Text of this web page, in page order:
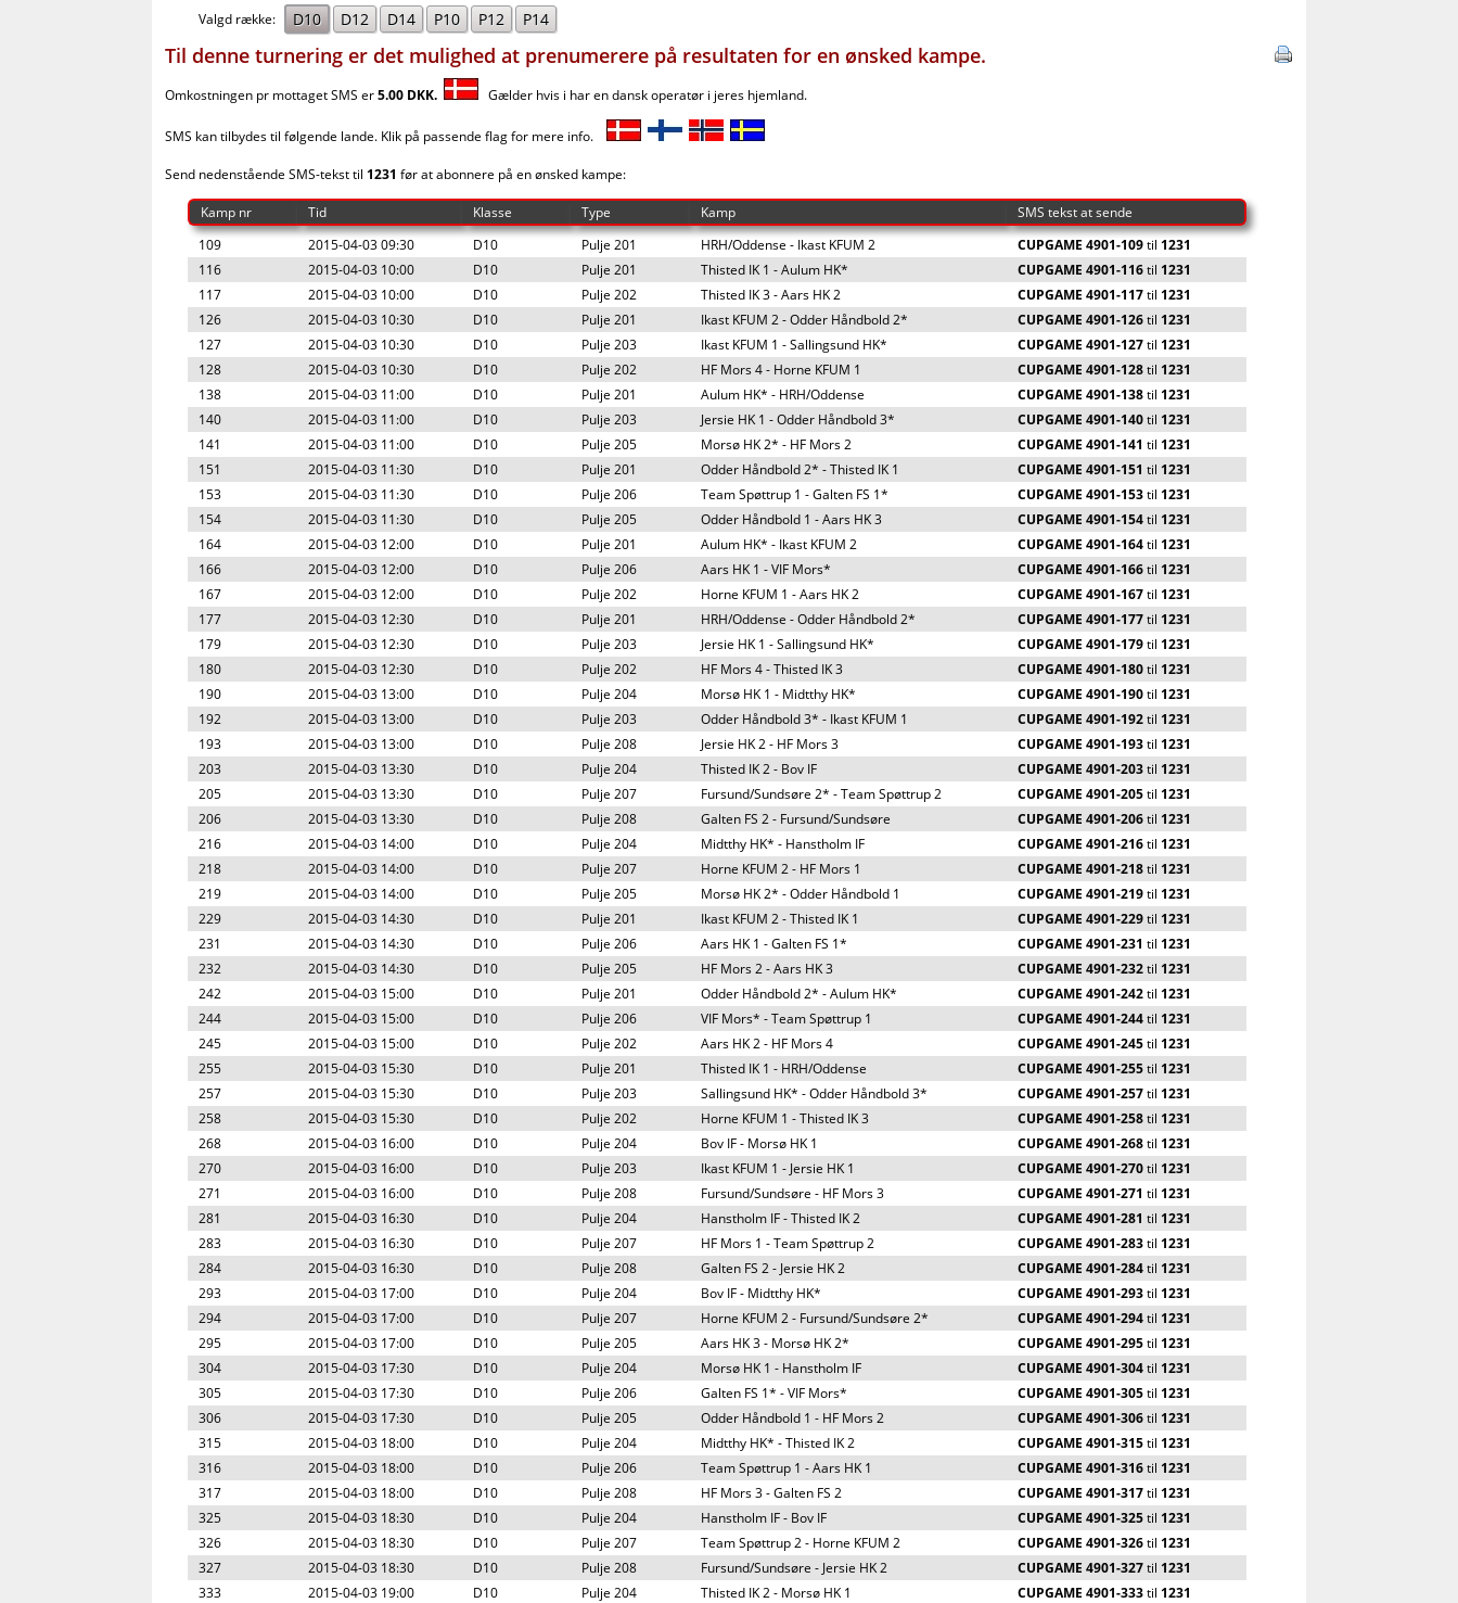
Valgd række: D10 D12 D14 P10 P12 P14
Til denne turnering er det mulighed at prenumerere på resultaten for en ønsked kampe.
Omkostningen pr mottaget SMS er5.00 DKK. Gælder hvis i har en dansk operatør i jeres hjemland.
SMS kan tilbydes til følgende lande. Klik på passende flag for mere info.
Send nedenstående SMS-tekst til 1231 før at abonnere på en ønsked kampe:
Kamp nr Tid Klasse Type Kamp
SMS tekst at sende
109
2015-04-03 09:30 D10 Pulje 201 HRH/Oddense - Ikast KFUM 2 CUPGAME 4901-109til 1231
116
2015-04-03 10:00 D10 Pulje 201 Thisted IK 1 - Aulum HK* CUPGAME 4901-116til 1231
117
2015-04-03 10:00 D10 Pulje 202 Thisted IK 3 - Aars HK 2 CUPGAME 4901-117til 1231
126
2015-04-03 10:30 D10 Pulje 201 Ikast KFUM 2 - Odder Håndbold 2* CUPGAME 4901-126til 1231
127
2015-04-03 10:30 D10 Pulje 203 Ikast KFUM 1 - Sallingsund HK* CUPGAME 4901-127til 1231
128
2015-04-03 10:30 D10 Pulje 202 HF Mors 4 - Horne KFUM 1 CUPGAME 4901-128til 1231
138
2015-04-03 11:00 D10 Pulje 201 Aulum HK* - HRH/Oddense CUPGAME 4901-138til 1231
140
2015-04-03 11:00 D10 Pulje 203 Jersie HK 1 - Odder Håndbold 3* CUPGAME 4901-140til 1231
141
2015-04-03 11:00 D10 Pulje 205 Morsø HK 2* - HF Mors 2 CUPGAME 4901-141 til 1231
151
2015-04-03 11:30 D10 Pulje 201 Odder Håndbold 2* - Thisted IK 1 CUPGAME 4901-151 til 1231
153
2015-04-03 11:30 D10 Pulje 206 Team Spøttrup 1 - Galten FS 1* CUPGAME 4901-153til 1231
154
2015-04-03 11:30 D10 Pulje 205 Odder Håndbold 1 - Aars HK 3 CUPGAME 4901-154til 1231
164
2015-04-03 12:00 D10 Pulje 201 Aulum HK* - Ikast KFUM 2 CUPGAME 4901-164til 1231
166
2015-04-03 12:00 D10 Pulje 206 Aars HK 1 - VIF Mors* CUPGAME 4901-166til 1231
167
2015-04-03 12:00 D10 Pulje 202 Horne KFUM 1 - Aars HK 2 CUPGAME 4901-167til 1231
177
2015-04-03 12:30 D10 Pulje 201 HRH/Oddense - Odder Håndbold 2* CUPGAME 4901-177til 1231
179
2015-04-03 12:30 D10 Pulje 203 Jersie HK 1 - Sallingsund HK* CUPGAME 4901-179til 1231
180
2015-04-03 12:30 D10 Pulje 202 HF Mors 4 - Thisted IK 3 CUPGAME 4901-180til 1231
190
2015-04-03 13:00 D10 Pulje 204 Morsø HK 1 - Midtthy HK* CUPGAME 4901-190til 1231
192
2015-04-03 13:00 D10 Pulje 203 Odder Håndbold 3* - Ikast KFUM 1 CUPGAME 4901-192til 1231
193
2015-04-03 13:00 D10 Pulje 208 Jersie HK 2 - HF Mors 3 CUPGAME 4901-193til 1231
203
2015-04-03 13:30 D10 Pulje 204 Thisted IK 2 - Bov IF CUPGAME 4901-203til 1231
205
2015-04-03 13:30 D10 Pulje 207 Fursund/Sundsøre 2* - Team Spøttrup 2 CUPGAME 4901-205til 1231
206
2015-04-03 13:30 D10 Pulje 208 Galten FS 2 - Fursund/Sundsøre CUPGAME 4901-206til 1231
216
2015-04-03 14:00 D10 Pulje 204 Midtthy HK* - Hanstholm IF CUPGAME 4901-216til 1231
218
2015-04-03 14:00 D10 Pulje 207 Horne KFUM 2 - HF Mors 1 CUPGAME 4901-218til 1231
219
2015-04-03 14:00 D10 Pulje 205 Morsø HK 2* - Odder Håndbold 1 CUPGAME 4901-219til 1231
229
2015-04-03 14:30 D10 Pulje 201 Ikast KFUM 2 - Thisted IK 1 CUPGAME 4901-229til 1231
231
2015-04-03 14:30 D10 Pulje 206 Aars HK 1 - Galten FS 1* CUPGAME 4901-231 til 1231
232
2015-04-03 14:30 D10 Pulje 205 HF Mors 2 - Aars HK 3 CUPGAME 4901-232til 1231
242
2015-04-03 15:00 D10 Pulje 201 Odder Håndbold 2* - Aulum HK* CUPGAME 4901-242til 1231
244
2015-04-03 15:00 D10 Pulje 206 VIF Mors* - Team Spøttrup 1 CUPGAME 4901-244til 1231
245
2015-04-03 15:00 D10 Pulje 202 Aars HK 2 - HF Mors 4 CUPGAME 4901-245til 1231
255
2015-04-03 15:30 D10 Pulje 201 Thisted IK 1 - HRH/Oddense CUPGAME 4901-255til 1231
257
2015-04-03 15:30 D10 Pulje 203 Sallingsund HK* - Odder Håndbold 3* CUPGAME 4901-257til 1231
258
2015-04-03 15:30 D10 Pulje 202 Horne KFUM 1 - Thisted IK 3 CUPGAME 4901-258til 1231
268
2015-04-03 16:00 D10 Pulje 204 Bov IF - Morsø HK 1 CUPGAME 4901-268til 1231
270
2015-04-03 16:00 D10 Pulje 203 Ikast KFUM 1 - Jersie HK 1 CUPGAME 4901-270til 1231
271
2015-04-03 16:00 D10 Pulje 208 Fursund/Sundsøre - HF Mors 3 CUPGAME 4901-271 til 1231
281
2015-04-03 16:30 D10 Pulje 204 Hanstholm IF - Thisted IK 2 CUPGAME 4901-281 til 1231
283
2015-04-03 16:30 D10 Pulje 207 HF Mors 1 - Team Spøttrup 2 CUPGAME 4901-283til 1231
284
2015-04-03 16:30 D10 Pulje 208 Galten FS 2 - Jersie HK 2 CUPGAME 4901-284til 1231
293
2015-04-03 17:00 D10 Pulje 204 Bov IF - Midtthy HK* CUPGAME 4901-293til 1231
294
2015-04-03 17:00 D10 Pulje 207 Horne KFUM 2 - Fursund/Sundsøre 2* CUPGAME 4901-294til 1231
295
2015-04-03 17:00 D10 Pulje 205 Aars HK 3 - Morsø HK 2* CUPGAME 4901-295til 1231
304
2015-04-03 17:30 D10 Pulje 204 Morsø HK 1 - Hanstholm IF CUPGAME 4901-304til 1231
305
2015-04-03 17:30 D10 Pulje 206 Galten FS 1* - VIF Mors* CUPGAME 4901-305til 1231
306
2015-04-03 17:30 D10 Pulje 205 Odder Håndbold 1 - HF Mors 2 CUPGAME 4901-306til 1231
315
2015-04-03 18:00 D10 Pulje 204 Midtthy HK* - Thisted IK 2 CUPGAME 4901-315til 1231
316
2015-04-03 18:00 D10 Pulje 206 Team Spøttrup 1 - Aars HK 1 CUPGAME 4901-316til 1231
317
2015-04-03 18:00 D10 Pulje 208 HF Mors 3 - Galten FS 2 CUPGAME 4901-317til 1231
325
2015-04-03 18:30 D10 Pulje 204 Hanstholm IF - Bov IF CUPGAME 4901-325til 1231
326
2015-04-03 18:30 D10 Pulje 207 Team Spøttrup 2 - Horne KFUM 2 CUPGAME 4901-326til 1231
327
2015-04-03 18:30 D10 Pulje 208 Fursund/Sundsøre - Jersie HK 2 CUPGAME 4901-327til 1231
333
2015-04-03 19:00 D10 Pulje 204 Thisted IK 2 - Morsø HK 1 CUPGAME 4901-333til 1231